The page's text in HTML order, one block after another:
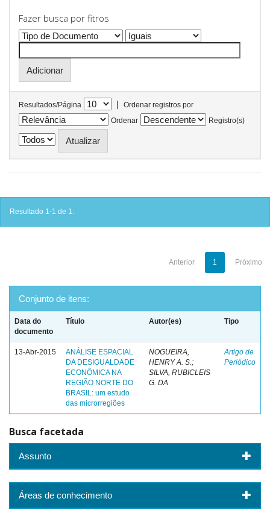
Fazer busca por fitros
Resultados/Página |
Ordenar registros por
Ordenar
Registro(s)
Resultado 1-1 de 1.
Anterior 1 Próximo
Conjunto de itens:
Data do
documento
Título Autor(es) Tipo
13-Abr-2015
ANÁLISE ESPACIAL
DA DESIGUALDADE
ECONÔMICA NA
REGIÃO NORTE DO
BRASIL: um estudo
das microrregiões
NOGUEIRA,
HENRY A. S.;
SILVA, RUBICLEIS
G. DA
Artigo de
Periódico
Busca facetada
Assunto
Áreas de conhecimento